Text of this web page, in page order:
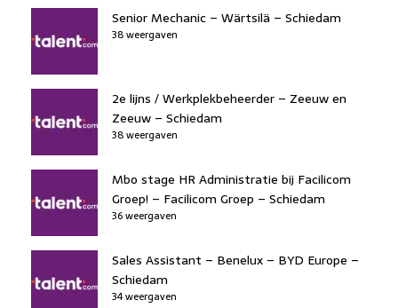
Senior Mechanic – Wärtsilä – Schiedam
38 weergaven
2e lijns / Werkplekbeheerder – Zeeuw en
Zeeuw – Schiedam
38 weergaven
Mbo stage HR Administratie bij Facilicom
Groep! – Facilicom Groep – Schiedam
36 weergaven
Sales Assistant – Benelux – BYD Europe –
Schiedam
34 weergaven